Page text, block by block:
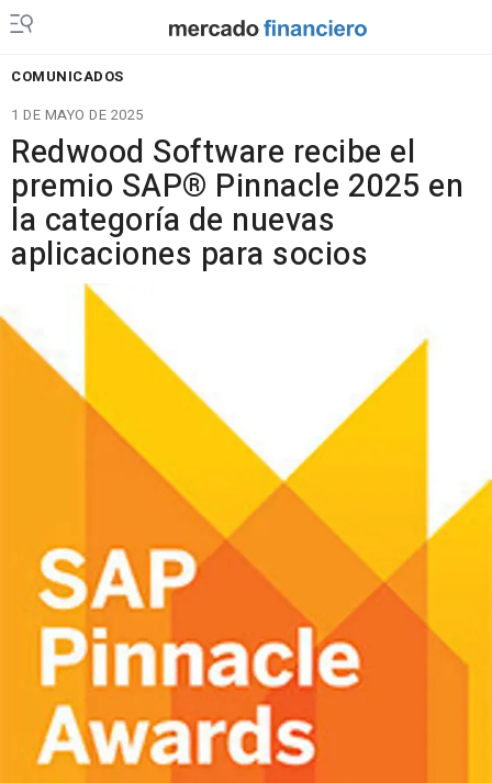
COMUNICADOS
1 DE MAYO DE 2025
Redwood Software recibe el
premio SAP® Pinnacle 2025 en
la categoría de nuevas
aplicaciones para socios